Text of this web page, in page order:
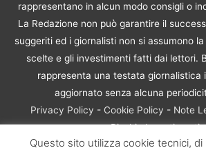
rappresentano in alcun modo consigli o
La Redazione non può garantire il
suggeriti ed i giornalisti non si assumono
scelte e gli investimenti fatti dai lettori.
rappresenta una testata giornalistica
aggiornato senza alcuna
Privacy Policy - Cookie Policy - Note
Rischio Investimenti
BancheItalia.it Copyright © 2021. Tutti i
Questo sito utilizza cookie tecnici,